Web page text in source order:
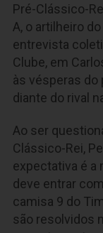
Pré-Clássico-
A, o artilheiro
entrevista
Clube, em
às vésperas
diante do rival
Ao ser
Clássico-Rei,
expectativa é a
deve entrar
camisa 9 do
são resolvidos